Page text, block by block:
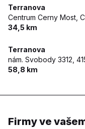
Terranova
Centrum Cerny Most,
34,5 km
Terranova
nám. Svobody 3312,
58,8 km
Firmy ve